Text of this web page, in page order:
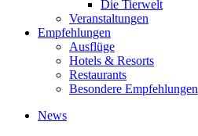
Die Tierwelt
Veranstaltungen
Empfehlungen
Ausflüge
Hotels & Resorts
Restaurants
Besondere Empfehlungen
News